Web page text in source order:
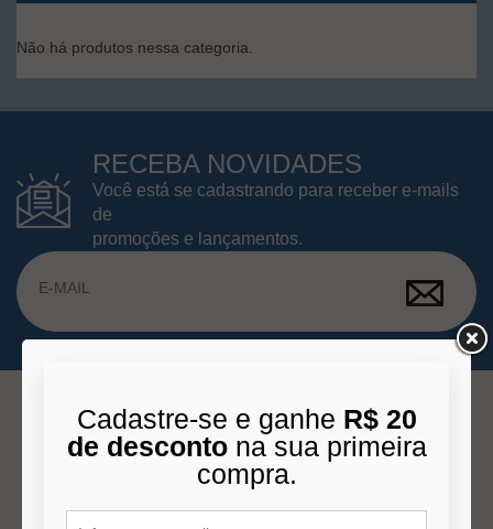
Não há produtos nessa categoria.
RECEBA NOVIDADES
Você está se cadastrando para receber e-mails
de
promoções e lançamentos.
INSTITUCIONAL
Cadastre-se e ganhe R$ 20
de descontona sua primeira
compra.